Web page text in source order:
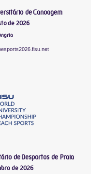
de Canoagem
de 2026
de Desportos de Praia
de 2026